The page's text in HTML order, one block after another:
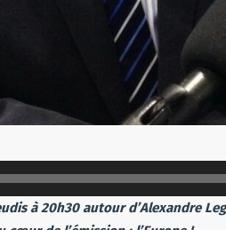
à 20h30 autour d’Alexandre